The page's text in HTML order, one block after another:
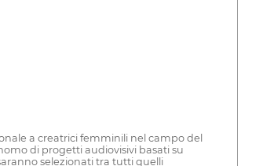
a creatrici femminili nel campo del
di progetti audiovisivi basati su
selezionati tra tutti quelli